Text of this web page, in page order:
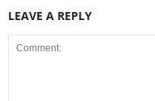
LEAVE A REPLY